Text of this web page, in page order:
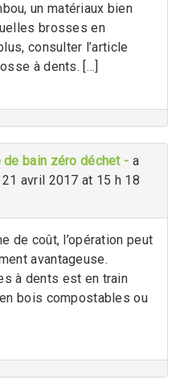
un matériaux bien
brosses en
consulter l’article
à dents. […]
bain zéro déchet - a
avril 2017 at 15 h 18
de coût, l’opération peut
avantageuse.
à dents est en train
bois compostables ou